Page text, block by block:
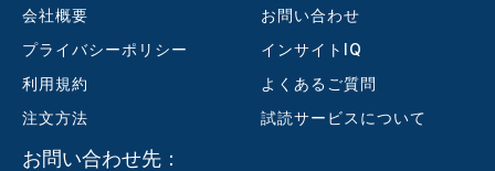
会社概要
プライバシーポリシー
利用規約
注文方法
お問い合わせ
インサイトIQ
よくあるご質問
試読サービスについて
お問い合わせ先：